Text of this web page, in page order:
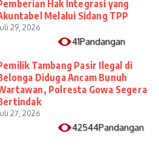
Hak Integrasi yang
Melalui Sidang TPP
29, 2026
41Pandangan
Tambang Pasir Ilegal di
Diduga Ancam Bunuh
Polresta Gowa Segera
27, 2026
42544Pandangan